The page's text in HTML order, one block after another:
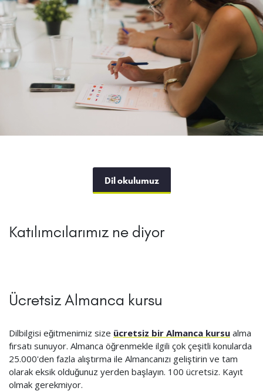
Dil okulumuz
Katılımcılarımız ne diyor
Ücretsiz Almanca kursu
Dilbilgisi eğitmenimiz size ücretsiz bir Almanca kursu alma
fırsatı sunuyor. Almanca öğrenmekle ilgili çok çeşitli konularda
25.000'den fazla alıştırma ile Almancanızı geliştirin ve tam
olarak eksik olduğunuz yerden başlayın. 100 ücretsiz. Kayıt
olmak gerekmiyor.